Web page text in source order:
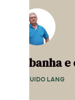
A banha
— GUIDO LANG